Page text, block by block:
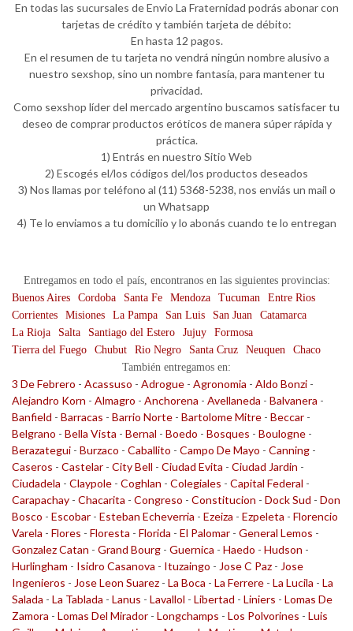
En todas las sucursales de Envio La Fraternidad podrás abonar con
tarjetas de crédito y también tarjeta de débito:
En hasta 12 pagos.
En el resumen de tu tarjeta no vendrá ningún nombre alusivo a
nuestro sexshop, sino un nombre fantasía, para mantener tu
privacidad.
Como sexshop líder del mercado argentino buscamos satisfacer tu
deseo de comprar productos eróticos de manera súper rápida y
práctica.
1) Entrás en nuestro Sitio Web
2) Escogés el/los códigos del/los productos deseados
3) Nos llamas por teléfono al (11) 5368-5238, nos enviás un mail o
un Whatsapp
4) Te lo enviamos a tu domicilio y lo abonás cuando te lo entregan
Entregamos en todo el país, encontranos en las siguientes provincias:
Buenos Aires
Cordoba Santa Fe Mendoza Tucuman
Entre Rios
Corrientes
Misiones La Pampa San Luis San Juan
Catamarca
La Rioja
Salta Santiago del Estero Jujuy
Formosa
Tierra del Fuego
Chubut Rio Negro Santa Cruz Neuquen
Chaco
También entregamos en:
3 De Febrero - Acassuso - Adrogue - Agronomia - Aldo Bonzi -
Alejandro Korn - Almagro - Anchorena - Avellaneda - Balvanera -
Banfield - Barracas - Barrio Norte - Bartolome Mitre - Beccar -
Belgrano - Bella Vista - Bernal - Boedo - Bosques - Boulogne -
Berazategui - Burzaco - Caballito - Campo De Mayo - Canning -
Caseros - Castelar - City Bell - Ciudad Evita - Ciudad Jardin -
Ciudadela - Claypole - Coghlan - Colegiales - Capital Federal -
Carapachay - Chacarita - Congreso - Constitucion - Dock Sud - Don
Bosco - Escobar - Esteban Echeverria - Ezeiza - Ezpeleta - Florencio
Varela - Flores - Floresta - Florida - El Palomar - General Lemos -
Gonzalez Catan - Grand Bourg - Guernica - Haedo - Hudson -
Hurlingham - Isidro Casanova - Ituzaingo - Jose C Paz - Jose
Ingenieros - Jose Leon Suarez - La Boca - La Ferrere - La Lucila - La
Salada - La Tablada - Lanus - Lavallol - Libertad - Liniers - Lomas De
Zamora - Lomas Del Mirador - Longchamps - Los Polvorines - Luis